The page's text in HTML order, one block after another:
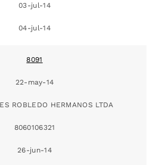
03-jul-14
04-jul-14
8091
22-may-14
ROBLEDO HERMANOS LTDA
8060106321
26-jun-14